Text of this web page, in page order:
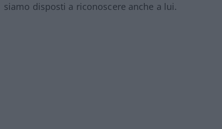
siamo disposti a riconoscere anche a lui.